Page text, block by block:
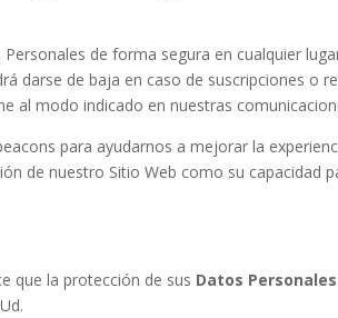
de forma segura en cualquier
darse de baja en caso de suscripciones
al modo indicado en nuestras
para ayudarnos a mejorar la
de nuestro Sitio Web como su capacidad
que la protección de sus Datos Personales